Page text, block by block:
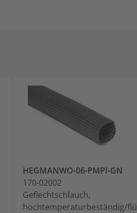
HEGMANWO-06-PMPI-GN
170-02002
Geflechtschlauch,
hochtemperaturbeständig/flü